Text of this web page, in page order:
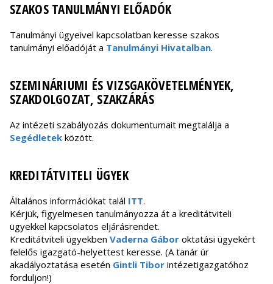
SZAKOS TANULMÁNYI ELŐADÓK
Tanulmányi ügyeivel kapcsolatban keresse szakos
tanulmányi előadóját a Tanulmányi Hivatalban.
SZEMINÁRIUMI ÉS VIZSGAKÖVETELMÉNYEK,
SZAKDOLGOZAT, SZAKZÁRÁS
Az intézeti szabályozás dokumentumait megtalálja a
Segédletek között.
KREDITÁTVITELI ÜGYEK
Általános információkat talál ITT.
Kérjük, figyelmesen tanulmányozza át a kreditátviteli
ügyekkel kapcsolatos eljárásrendet.
Kreditátviteli ügyekben Vaderna Gábor oktatási ügyekért
felelős igazgató-helyettest keresse. (A tanár úr
akadályoztatása esetén Gintli Tibor intézetigazgatóhoz
forduljon!)